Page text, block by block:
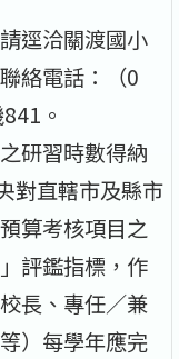
逕洽關渡國小
絡電話：（0
。
研習時數得納
對直轄市及縣市
算考核項目之
評鑑指標，作
長、專任／兼
）每學年應完